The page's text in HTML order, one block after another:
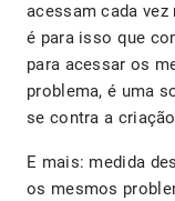
acessam cada
é para isso que
para acessar os
problema, é uma
se contra a
E mais: medida
os mesmos